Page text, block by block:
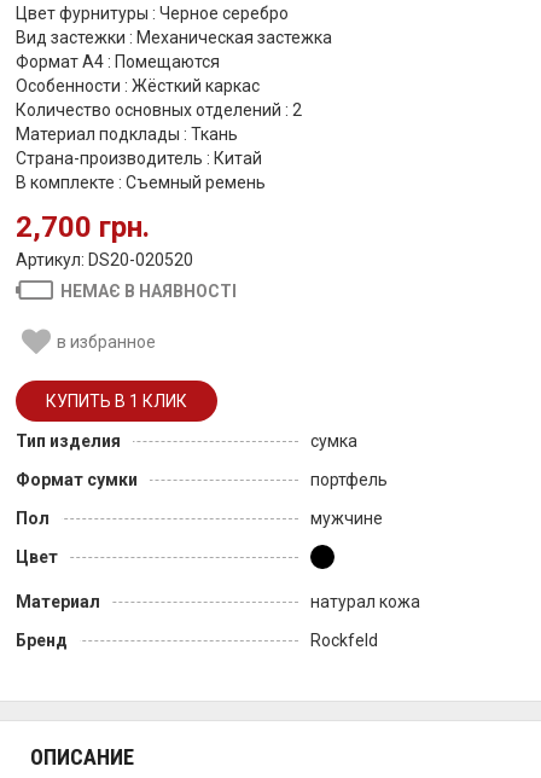
Цвет фурнитуры : Черное серебро
Вид застежки : Механическая застежка
Формат А4 : Помещаются
Особенности : Жёсткий каркас
Количество основных отделений : 2
Материал подклады : Ткань
Страна-производитель : Китай
В комплекте : Съемный ремень
2,700 грн.
Артикул: DS20-020520
НЕМАЄ В НАЯВНОСТІ
в избранное
Тип изделия
сумка
Формат сумки
портфель
Пол
мужчине
Цвет
Материал
натурал кожа
Бренд
Rockfeld
ОПИСАНИЕ